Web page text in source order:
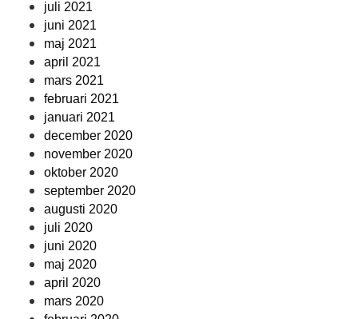
juli 2021
juni 2021
maj 2021
april 2021
mars 2021
februari 2021
januari 2021
december 2020
november 2020
oktober 2020
september 2020
augusti 2020
juli 2020
juni 2020
maj 2020
april 2020
mars 2020